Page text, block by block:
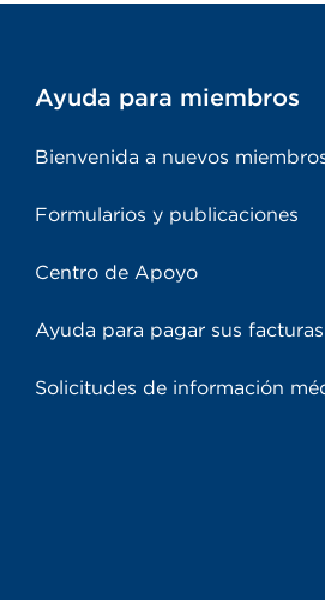
Ayuda para miembros
Bienvenida a nuevos
Formularios y publicaciones
Centro de Apoyo
Ayuda para pagar sus facturas
Solicitudes de información